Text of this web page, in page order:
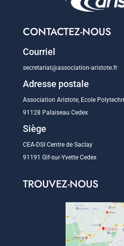
CONTACTEZ-NOUS
Courriel
secretariat@association-aristote.fr
Adresse postale
Association Aristote, Ecole
91128 Palaiseau Cedex
Siège
CEA-DSI Centre de Saclay
91191 Gif-sur-Yvette Cedex
TROUVEZ-NOUS